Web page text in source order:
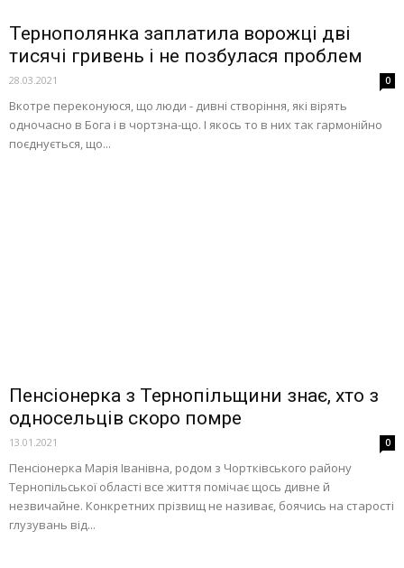
Тернополянка заплатила ворожці дві
тисячі гривень і не позбулася проблем
28.03.2021 0
Вкотре переконуюся, що люди - дивні створіння, які вірять
одночасно в Бога і в чортзна-що. І якось то в них так гармонійно
поєднується, що...
Пенсіонерка з Тернопільщини знає, хто з
односельців скоро помре
13.01.2021 0
Пенсіонерка Марія Іванівна, родом з Чортківського району
Тернопільської області все життя помічає щось дивне й
незвичайне. Конкретних прізвищ не називає, боячись на старості
глузувань від...